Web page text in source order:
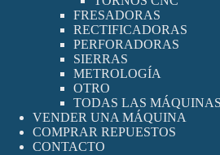
FRESADORAS
RECTIFICADORAS
PERFORADORAS
SIERRAS
METROLOGÍA
OTRO
TODAS LAS MÁQUINAS
VENDER UNA MÁQUINA
COMPRAR REPUESTOS
CONTACTO